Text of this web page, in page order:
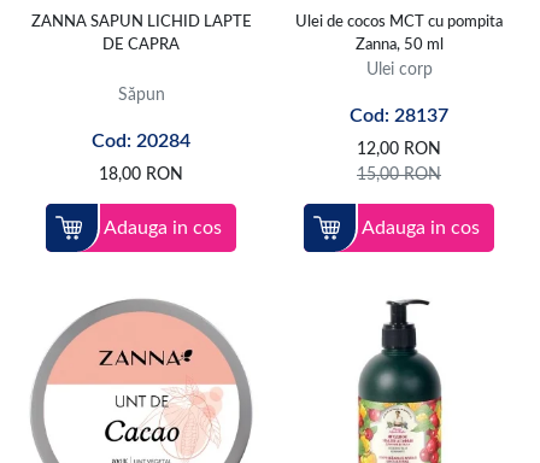
ZANNA SAPUN LICHID LAPTE
DE CAPRA
Săpun
Cod: 20284
18,00 RON
Adauga in cos
Ulei de cocos MCT cu pompita
Zanna, 50 ml
Ulei corp
Cod: 28137
12,00 RON
15,00RON
Adauga in cos